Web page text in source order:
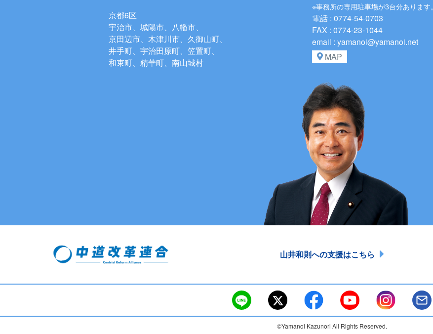
京都6区
宇治市、城陽市、八幡市、
京田辺市、木津川市、久御山町、
井手町、宇治田原町、笠置町、
和束町、精華町、南山城村
※事務所の専用駐車場が3台分あります。
電話 : 0774-54-0703
FAX : 0774-23-1044
email : yamanoi@yamanoi.net
MAP
山井和則への支援はこちら
©Yamanoi Kazunori All Rights Reserved.